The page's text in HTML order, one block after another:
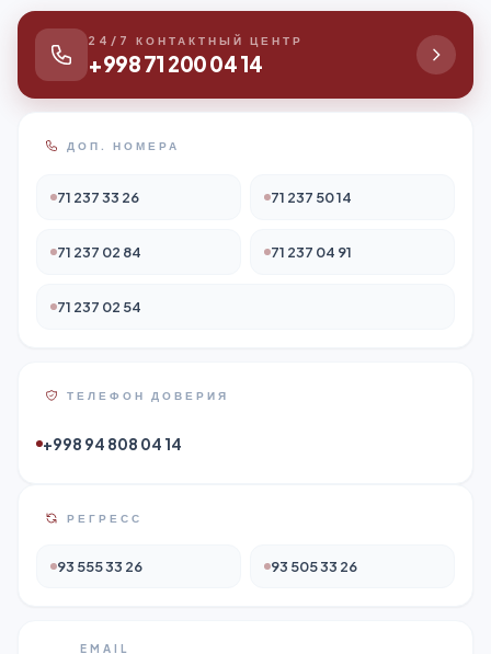
24/7 КОНТАКТНЫЙ ЦЕНТР
+998 71 200 04 14
ДОП. НОМЕРА
71 237 33 26 71 237 50 14
71 237 02 84 71 237 04 91
71 237 02 54
ТЕЛЕФОН ДОВЕРИЯ
+998 94 808 04 14
РЕГРЕСС
93 555 33 26 93 505 33 26
EMAIL